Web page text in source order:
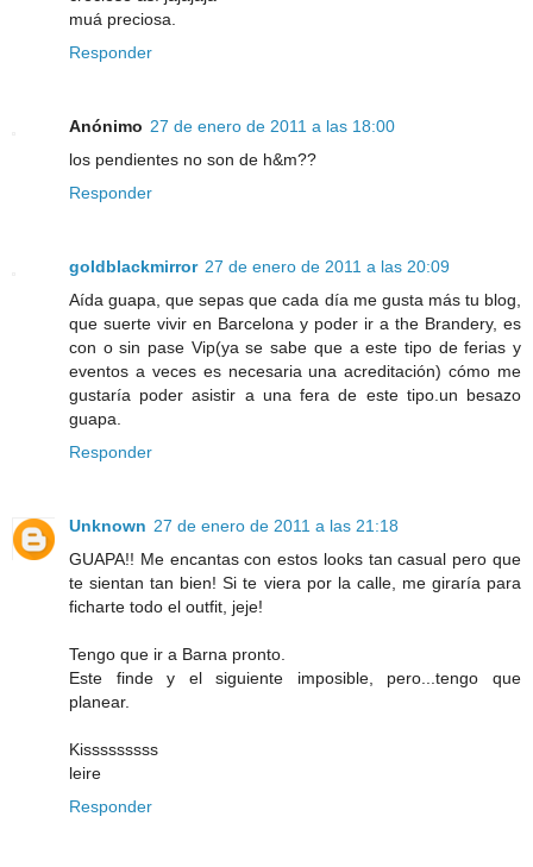
muá preciosa.
Responder
Anónimo 27 de enero de 2011 a las 18:00
los pendientes no son de h&m??
Responder
goldblackmirror 27 de enero de 2011 a las 20:09
Aída guapa, que sepas que cada día me gusta más tu blog,
que suerte vivir en Barcelona y poder ir a the Brandery, es
con o sin pase Vip(ya se sabe que a este tipo de ferias y
eventos a veces es necesaria una acreditación) cómo me
gustaría poder asistir a una fera de este tipo.un besazo
guapa.
Responder
Unknown 27 de enero de 2011 a las 21:18
GUAPA!! Me encantas con estos looks tan casual pero que
te sientan tan bien! Si te viera por la calle, me giraría para
ficharte todo el outfit, jeje!
Tengo que ir a Barna pronto.
Este finde y el siguiente imposible, pero...tengo que
planear.
Kisssssssss
leire
Responder